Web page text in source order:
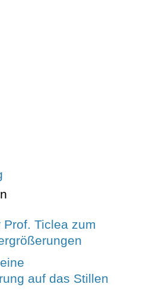
Prof. Ticlea zum
auf das Stillen